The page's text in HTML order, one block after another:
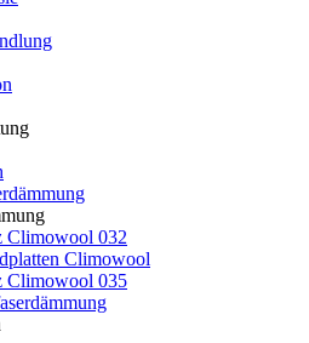
Climowool 032
Climowool
Climowool 035